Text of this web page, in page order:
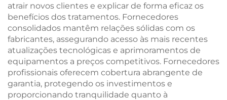
atrair novos clientes e explicar de forma eficaz os
benefícios dos tratamentos. Fornecedores
consolidados mantêm relações sólidas com os
fabricantes, assegurando acesso às mais recentes
atualizações tecnológicas e aprimoramentos de
equipamentos a preços competitivos. Fornecedores
profissionais oferecem cobertura abrangente de
garantia, protegendo os investimentos e
proporcionando tranquilidade quanto à